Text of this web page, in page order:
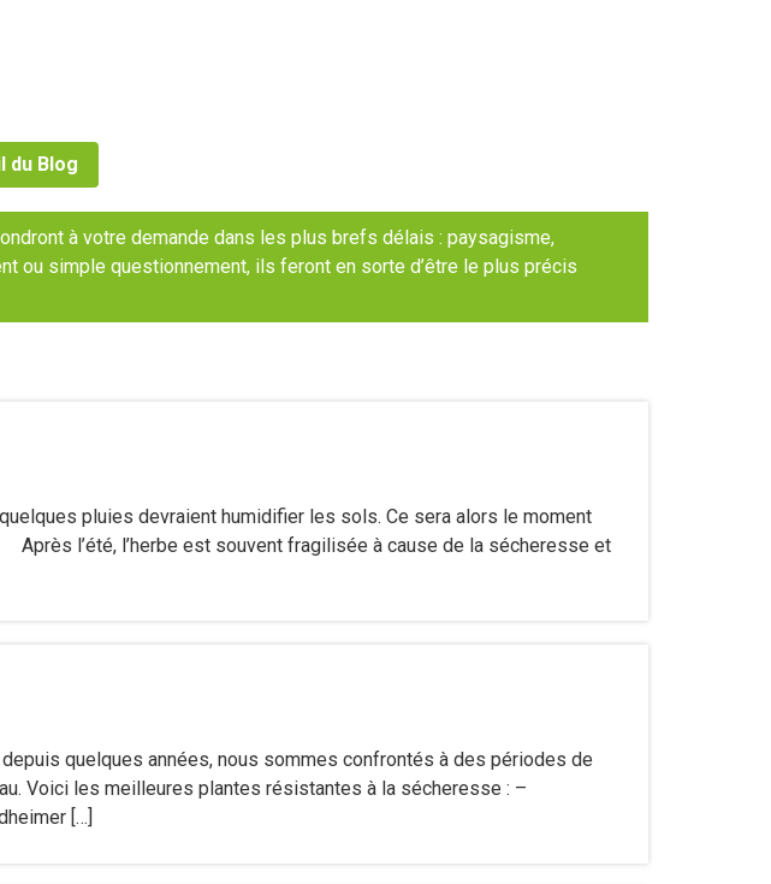
du Blog
à votre demande dans les plus brefs délais : paysagisme,
ou simple questionnement, ils feront en sorte d’être le plus précis
pluies devraient humidifier les sols. Ce sera alors le moment
l’été, l’herbe est souvent fragilisée à cause de la sécheresse et
quelques années, nous sommes confrontés à des périodes de
Voici les meilleures plantes résistantes à la sécheresse : –
[…]